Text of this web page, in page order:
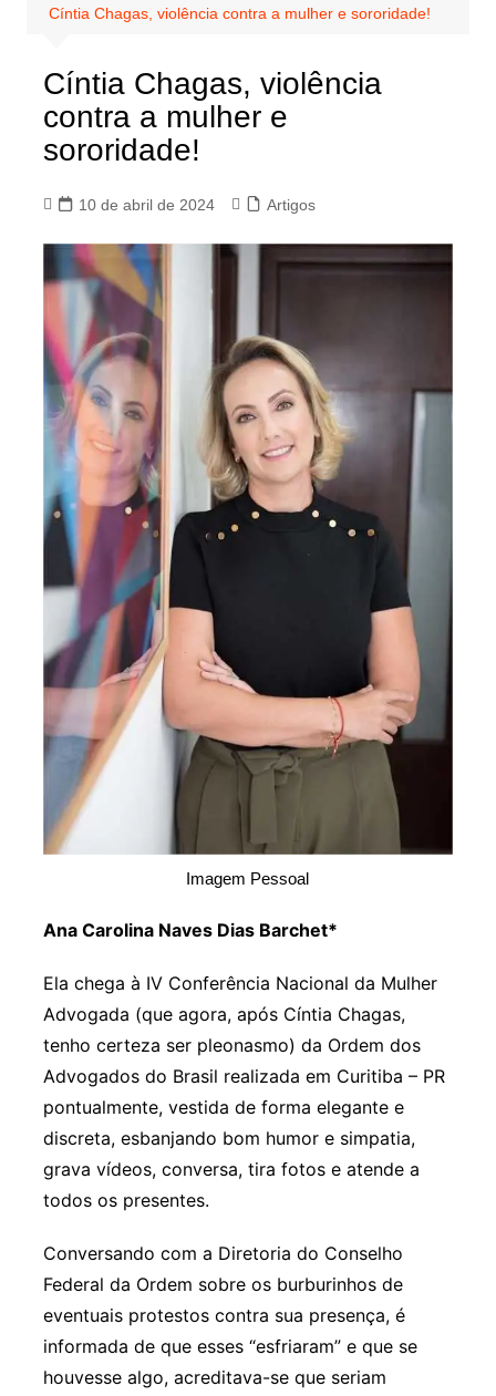
Cíntia Chagas, violência contra a mulher e sororidade!
Cíntia Chagas, violência
contra a mulher e
sororidade!
10 de abril de 2024 Artigos
Imagem Pessoal
Ana Carolina Naves Dias Barchet*
Ela chega à IV Conferência Nacional da Mulher
Advogada (que agora, após Cíntia Chagas,
tenho certeza ser pleonasmo) da Ordem dos
Advogados do Brasil realizada em Curitiba – PR
pontualmente, vestida de forma elegante e
discreta, esbanjando bom humor e simpatia,
grava vídeos, conversa, tira fotos e atende a
todos os presentes.
Conversando com a Diretoria do Conselho
Federal da Ordem sobre os burburinhos de
eventuais protestos contra sua presença, é
informada de que esses “esfriaram” e que se
houvesse algo, acreditava-se que seriam